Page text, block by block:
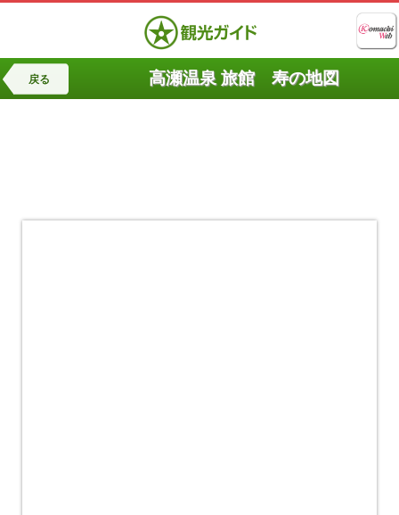
戻る 高瀬温泉 旅館 寿の地図